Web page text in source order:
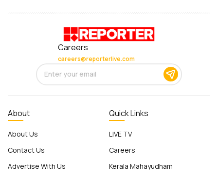
Careers
careers@reporterlive.com
About
About Us
Contact Us
Advertise With Us
Quick Links
LIVE TV
Careers
Kerala Mahayudham